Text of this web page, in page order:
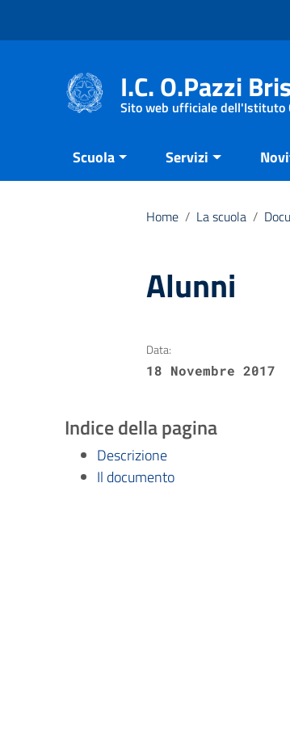
I.C. O.Pazzi
Sito web ufficiale dell'Istituto
Scuola Servizi
Home / La scuola /
Alunni
Data:
18 Novembre 2017
Indice della pagina
Descrizione
Il documento